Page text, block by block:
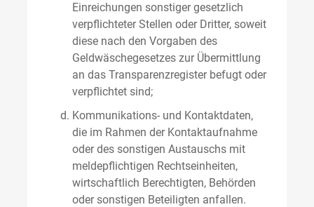
Einreichungen sonstiger gesetzlich
verpflichteter Stellen oder Dritter, soweit
diese nach den Vorgaben des
Geldwäschegesetzes zur Übermittlung
an das Transparenzregister befugt oder
verpflichtet sind;
Kommunikations- und Kontaktdaten,
die im Rahmen der Kontaktaufnahme
oder des sonstigen Austauschs mit
meldepflichtigen Rechtseinheiten,
wirtschaftlich Berechtigten, Behörden
oder sonstigen Beteiligten anfallen.